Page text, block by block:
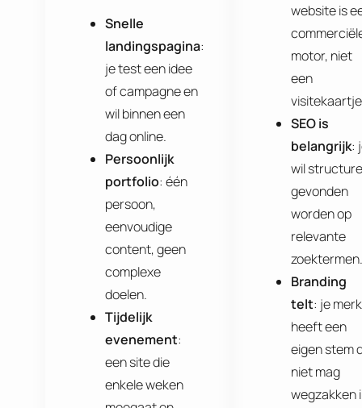
Snelle
landingspagina:
je test een idee
of campagne en
wil binnen een
dag online.
Persoonlijk
portfolio: één
persoon,
eenvoudige
content, geen
complexe
doelen.
Tijdelijk
evenement:
een site die
enkele weken
website is
motor, niet
een
SEO is
belangrijk:
wil
gevonden
worden op
relevante
zoektermen.
Branding
telt: je merk
heeft een
eigen stem
niet mag
wegzakken